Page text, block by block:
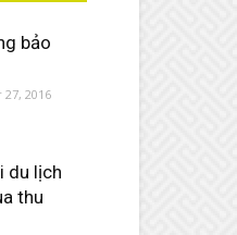
bảo
2016
du lịch
thu